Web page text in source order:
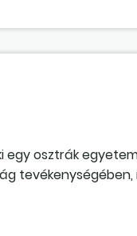
egy osztrák
tevékenységében,